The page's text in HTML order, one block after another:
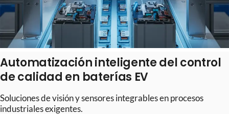
Automatización inteligente del control
de calidad en baterías EV
Soluciones de visión y sensores integrables en procesos
industriales exigentes.